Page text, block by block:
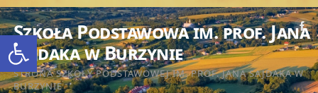
Otwórz pasek narzędzi
Szkoła Podstawowa im. prof. Jana
Sajdaka w Burzynie
STRONA SZKOŁY PODSTAWOWEJ IM. PROF. JANA SAJDAKA W
BURZYNIE